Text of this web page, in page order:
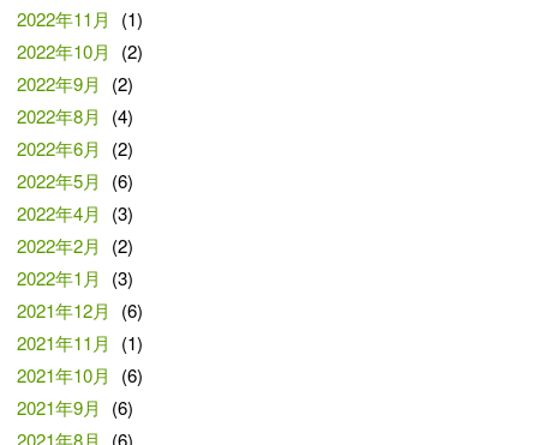
2022年11月
(1)
2022年10月
(2)
2022年9月
(2)
2022年8月
(4)
2022年6月
(2)
2022年5月
(6)
2022年4月
(3)
2022年2月
(2)
2022年1月
(3)
2021年12月
(6)
2021年11月
(1)
2021年10月
(6)
2021年9月
(6)
2021年8月
(6)